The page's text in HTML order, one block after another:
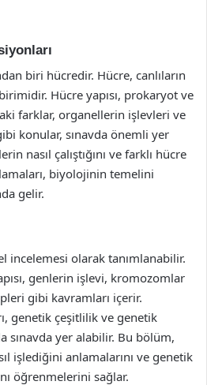
biri hücredir. Hücre, canlıların
Hücre yapısı, prokaryot ve
farklar, organellerin işlevleri ve
konular, sınavda önemli yer
nasıl çalıştığını ve farklı hücre
biyolojinin temelini
gelir.
incelemesi olarak tanımlanabilir.
genlerin işlevi, kromozomlar
gibi kavramları içerir.
genetik çeşitlilik ve genetik
sınavda yer alabilir. Bu bölüm,
işlediğini anlamalarını ve genetik
öğrenmelerini sağlar.